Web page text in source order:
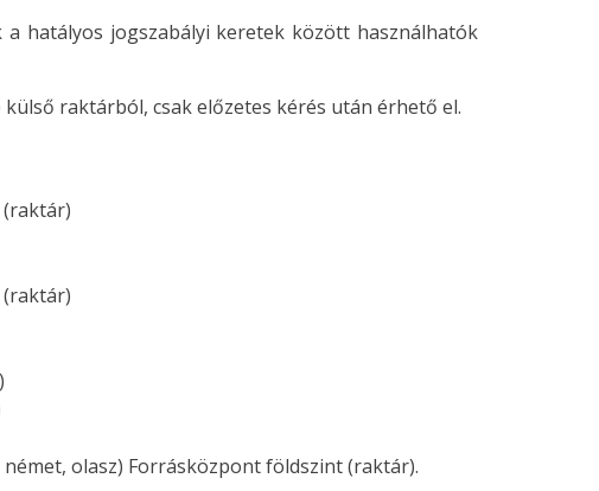
hatályos jogszabályi keretek között használhatók
raktárból, csak előzetes kérés után érhető el.
olasz) Forrásközpont földszint (raktár).